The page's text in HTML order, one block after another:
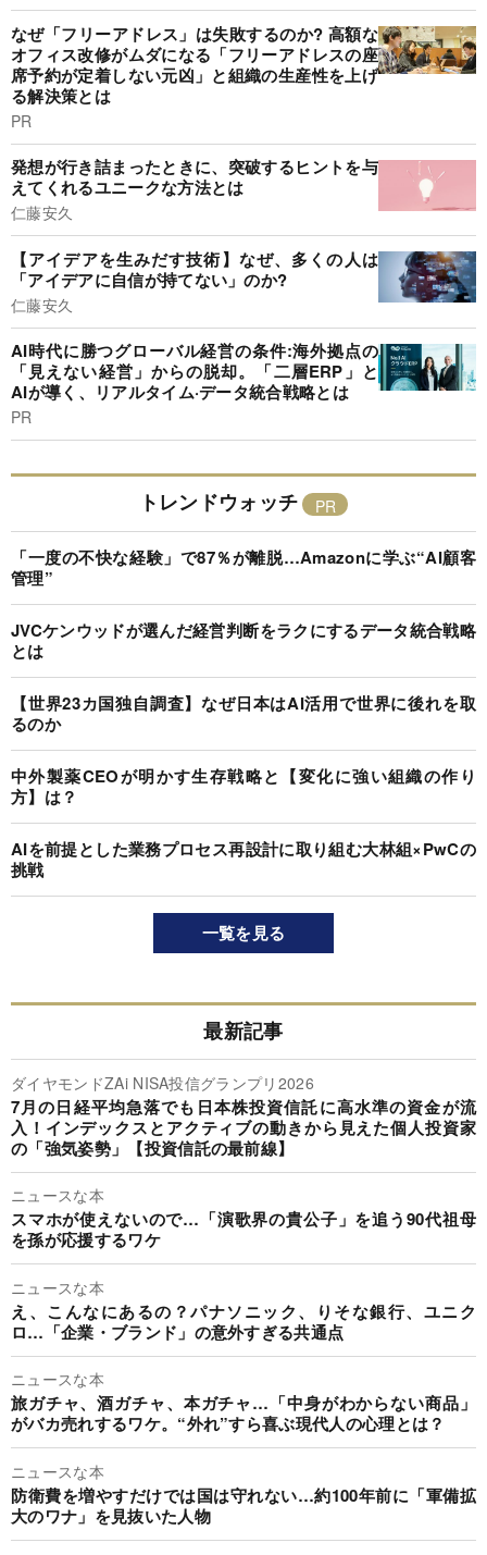
なぜ「フリーアドレス」は失敗するのか? 高額な
オフィス改修がムダになる「フリーアドレスの座
席予約が定着しない元凶」と組織の生産性を上げ
る解決策とは
PR
発想が行き詰まったときに、突破するヒントを与
えてくれるユニークな方法とは
仁藤安久
【アイデアを生みだす技術】なぜ、多くの人は
「アイデアに自信が持てない」のか?
仁藤安久
AI時代に勝つグローバル経営の条件:海外拠点の
「見えない経営」からの脱却。「二層ERP」と
AIが導く、リアルタイム·データ統合戦略とは
PR
トレンドウォッチ
「一度の不快な経験」で87％が離脱…Amazonに学ぶ“AI顧客
管理”
JVCケンウッドが選んだ経営判断をラクにするデータ統合戦略
とは
【世界23カ国独自調査】なぜ日本はAI活用で世界に後れを取
るのか
中外製薬CEOが明かす生存戦略と【変化に強い組織の作り
方】は？
AIを前提とした業務プロセス再設計に取り組む大林組×PwCの
挑戦
一覧を見る
最新記事
ダイヤモンドZAi NISA投信グランプリ2026
7月の日経平均急落でも日本株投資信託に高水準の資金が流
入！インデックスとアクティブの動きから見えた個人投資家
の「強気姿勢」【投資信託の最前線】
ニュースな本
スマホが使えないので…「演歌界の貴公子」を追う90代祖母
を孫が応援するワケ
ニュースな本
え、こんなにあるの？パナソニック、りそな銀行、ユニク
ロ…「企業・ブランド」の意外すぎる共通点
ニュースな本
旅ガチャ、酒ガチャ、本ガチャ…「中身がわからない商品」
がバカ売れするワケ。“外れ”すら喜ぶ現代人の心理とは？
ニュースな本
防衛費を増やすだけでは国は守れない…約100年前に「軍備拡
大のワナ」を見抜いた人物